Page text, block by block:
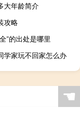
大年龄简介
攻略
”的出处是哪里
学家玩不回家怎么办
☚